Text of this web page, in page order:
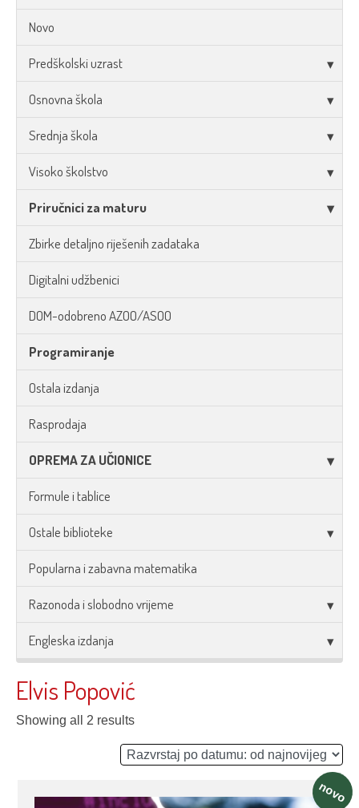
Novo
Predškolski uzrast
Osnovna škola
Srednja škola
Visoko školstvo
Priručnici za maturu
Zbirke detaljno riješenih zadataka
Digitalni udžbenici
DOM-odobreno AZOO/ASOO
Programiranje
Ostala izdanja
Rasprodaja
OPREMA ZA UČIONICE
Formule i tablice
Ostale biblioteke
Popularna i zabavna matematika
Razonoda i slobodno vrijeme
Engleska izdanja
Elvis Popović
Showing all 2 results
novo